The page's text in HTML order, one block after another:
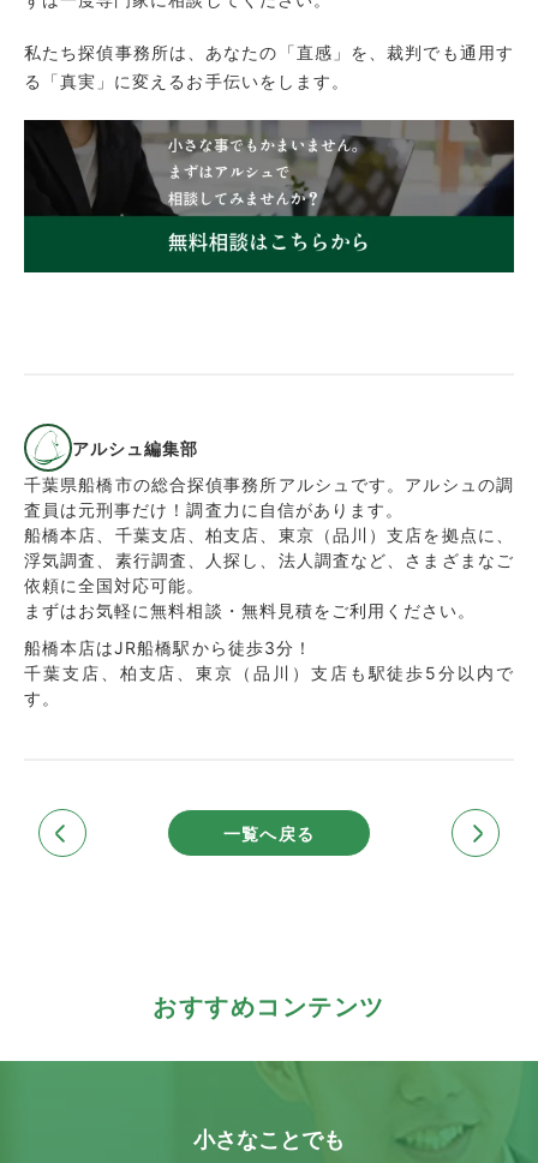
私たち探偵事務所は、あなたの「直感」を、裁判でも通用す
る「真実」に変えるお手伝いをします。
アルシュ編集部
千葉県船橋市の総合探偵事務所アルシュです。アルシュの調
査員は元刑事だけ！調査力に自信があります。
船橋本店、千葉支店、柏支店、東京（品川）支店を拠点に、
浮気調査、素行調査、人探し、法人調査など、さまざまなご
依頼に全国対応可能。
まずはお気軽に無料相談・無料見積をご利用ください。
船橋本店はJR船橋駅から徒歩3分！
千葉支店、柏支店、東京（品川）支店も駅徒歩5分以内で
す。
一覧へ戻る
おすすめコンテンツ
小さなことでも